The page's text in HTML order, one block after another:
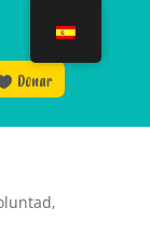
Donar